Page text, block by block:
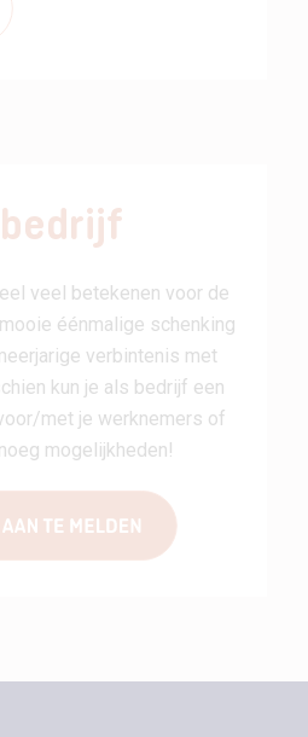
veel betekenen voor de
éénmalige schenking
verbintenis met
kun je als bedrijf een
met je werknemers of
mogelijkheden!